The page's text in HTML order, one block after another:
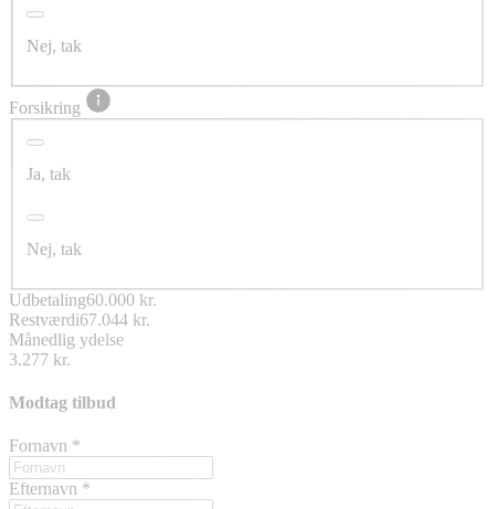
Nej, tak
Forsikring
Ja, tak
Nej, tak
Udbetaling60.000 kr.
Restværdi67.044 kr.
Månedlig ydelse
3.277 kr.
Modtag tilbud
Fornavn *
Efternavn *